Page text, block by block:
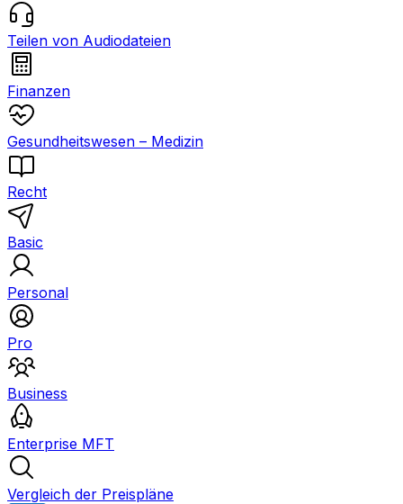
Teilen von Audiodateien
Finanzen
Gesundheitswesen – Medizin
Recht
Basic
Personal
Pro
Business
Enterprise MFT
Vergleich der Preispläne